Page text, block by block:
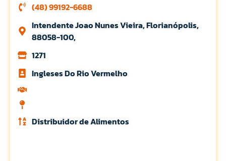
(48) 99192-6688
Intendente Joao Nunes Vieira, Florianópolis,
88058-100,
1271
Ingleses Do Rio Vermelho
Distribuidor de Alimentos